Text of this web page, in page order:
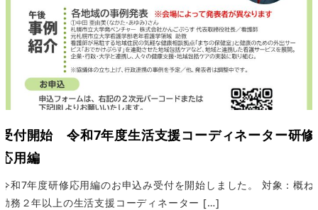
受付開始 令和7年度生活支援コーディネーター研修
応用編
令和7年度研修応用編のお申込み受付を開始しました。 対象：概ね
勤務２年以上の生活支援コーディネーター […]